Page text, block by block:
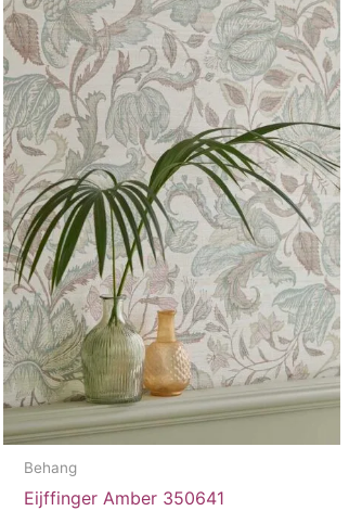
Behang
Eijffinger Amber 350641